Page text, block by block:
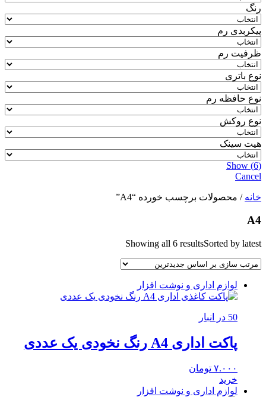
رنگ
پیکربدی رم
ظرفیت رم
نوع باتری
نوع حافظه رم
نوع روکش
هیت سینک
Show (6)
Cancel
خانه / محصولات برچسب خورده “A4”
A4
Showing all 6 resultsSorted by latest
لوازم اداری و نوشت افزار
50 در انبار
پاکت اداری A4 رنگ نخودی یک عددی
۷.۰۰۰ تومان
خرید
لوازم اداری و نوشت افزار